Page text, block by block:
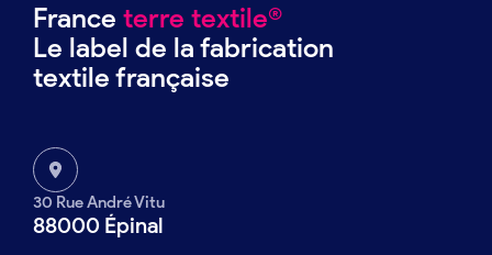
France terre textile®
Le label de la fabrication
textile française
30 Rue André Vitu
88000 Épinal